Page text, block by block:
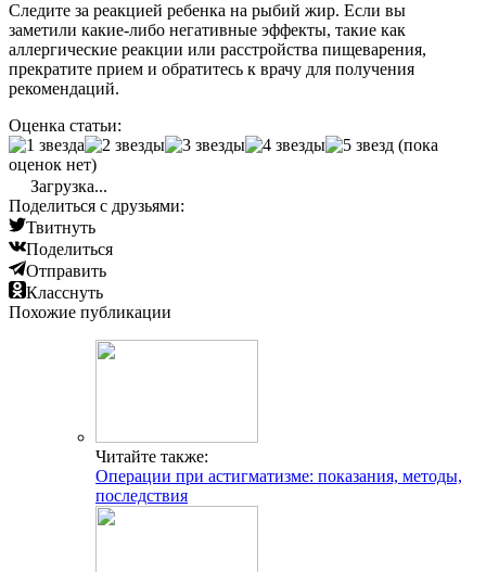
Следите за реакцией ребенка на рыбий жир. Если вы
заметили какие-либо негативные эффекты, такие как
аллергические реакции или расстройства пищеварения,
прекратите прием и обратитесь к врачу для получения
рекомендаций.
Оценка статьи:
(пока
оценок нет)
Загрузка...
Поделиться с друзьями:
Твитнуть
Поделиться
Отправить
Класснуть
Похожие публикации
Читайте также:
Операции при астигматизме: показания, методы,
последствия